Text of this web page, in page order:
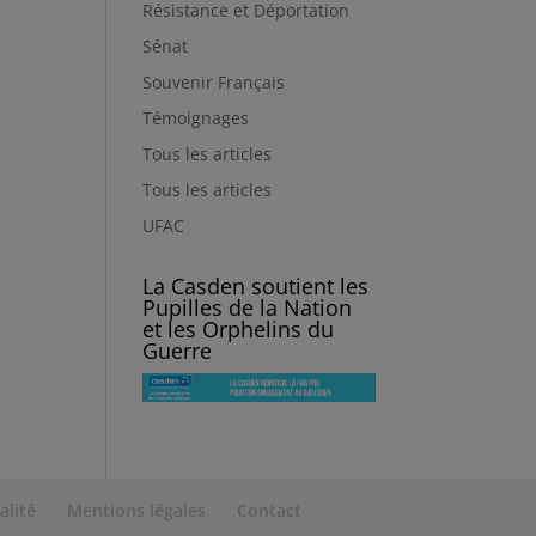
Résistance et Déportation
Sénat
Souvenir Français
Témoignages
Tous les articles
Tous les articles
UFAC
La Casden soutient les
Pupilles de la Nation
et les Orphelins du
Guerre
Mentions légales Contact